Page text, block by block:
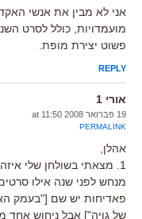
אני לא מבין את אנשי
מועמדויות, כולל לסרט
פשוט יצירת מופת.
REPLY
אורי 1
19 פברואר 2008 at 11:50
PERMALINK
אהלן,
מנחש לפני שנה אילו
פאדיחות יש שם ["בעמק
של גויה"] אבל ניחוש אחד